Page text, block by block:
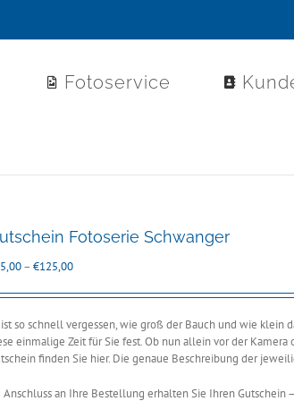
Fotoservice
Fotoserie Schwanger
– €125,00Preisspanne:
bis
ist so schnell vergessen, wie groß der Bauch und wie
einmalige Zeit für Sie fest. Ob nun allein vor der
finden Sie hier. Die genaue Beschreibung der
Anschluss an Ihre Bestellung erhalten Sie Ihren